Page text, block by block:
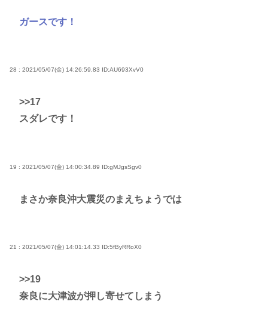
ガースです！
28 : 2021/05/07(金) 14:26:59.83 ID:AU693XvV0
>>17
スダレです！
19 : 2021/05/07(金) 14:00:34.89 ID:gMJgsSgv0
まさか奈良沖大震災のまえちょうでは
21 : 2021/05/07(金) 14:01:14.33 ID:5fByRRoX0
>>19
奈良に大津波が押し寄せてしまう